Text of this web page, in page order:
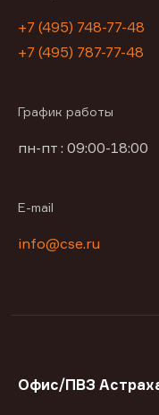
+7 (495) 748-77-48
+7 (495) 787-77-48
График работы
пн-пт : 09:00-18:00
E-mail
info@cse.ru
Офис/ПВЗ